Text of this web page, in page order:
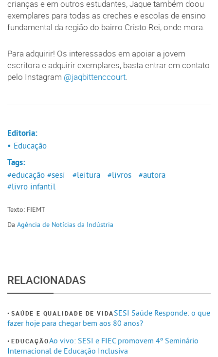
crianças e em outros estudantes, Jaque também doou
exemplares para todas as creches e escolas de ensino
fundamental da região do bairro Cristo Rei, onde mora.
Para adquirir! Os interessados em apoiar a jovem
escritora e adquirir exemplares, basta entrar em contato
pelo Instagram @jaqbittenccourt.
Editoria:
• Educação
Tags:
#educação #sesi #leitura #livros
#autora
#livro infantil
Texto: FIEMT
Da Agência de Notícias da Indústria
RELACIONADAS
SAÚDE E QUALIDADE DE VIDASESI Saúde Responde: o que
fazer hoje para chegar bem aos 80 anos?
EDUCAÇÃOAo vivo: SESI e FIEC promovem 4º Seminário
Internacional de Educação Inclusiva